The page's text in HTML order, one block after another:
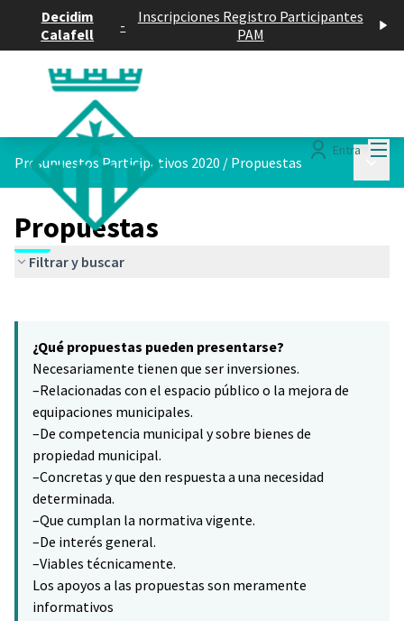
Decidim
Calafell
-
Inscripciones Registro Participantes
PAM
Entra
Presupuestos Participativos 2020 / Propuestas
Propuestas
Filtrar y buscar
−
¿Qué propuestas pueden presentarse?
Necesariamente tienen que ser inversiones.
–Relacionadas con el espacio público o la mejora de
equipaciones municipales.
–De competencia municipal y sobre bienes de
propiedad municipal.
–Concretas y que den respuesta a una necesidad
determinada.
–Que cumplan la normativa vigente.
–De interés general.
–Viables técnicamente.
Los apoyos a las propuestas son meramente
informativos